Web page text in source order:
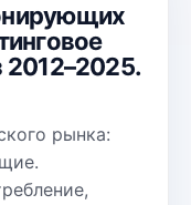
2012–2025.
рынка: